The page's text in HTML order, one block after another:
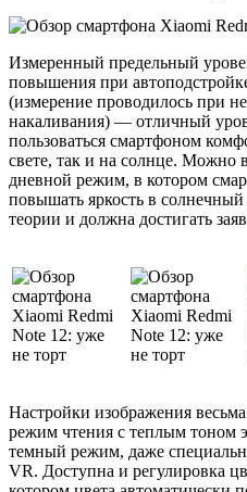
Измеренный предельный
повышения при
(измерение проводилось при
накаливания) — отличный
пользоваться смартфоном
свете, так и на солнце. Можно
дневной режим, в котором
повышать яркость в
теории и должна достигать
Настройки изображения
режим чтения с теплым тоном
темный режим, даже
VR. Доступна и регулировка